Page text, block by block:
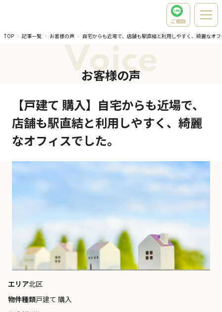
ご相談
TOP
記事一覧 お客様の声 自宅からも近場で、店舗も駅直結と利用しやすく、綺麗なオ
Voice
お客様の声
【戸建て 購入】自宅からも近場で、
店舗も駅直結と利用しやすく、綺麗
なオフィスでした。
エリア北区
物件種類戸建て 購入